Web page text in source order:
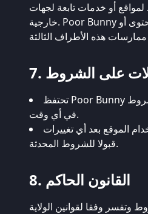
أو خدمات تابعة لجهات
خارجية. Poor Bunny ليست مسؤولة عن المحتوى أو
على الشروط
تحتفظ Poor Bunny بالحق في تعديل هذه الشروط
في أي وقت.
الموقع بعد أي تغييرات
قبولا للشروط المحدثة.
8. القانون الحاكم
وتفسر وفقا لقوانين الولاية